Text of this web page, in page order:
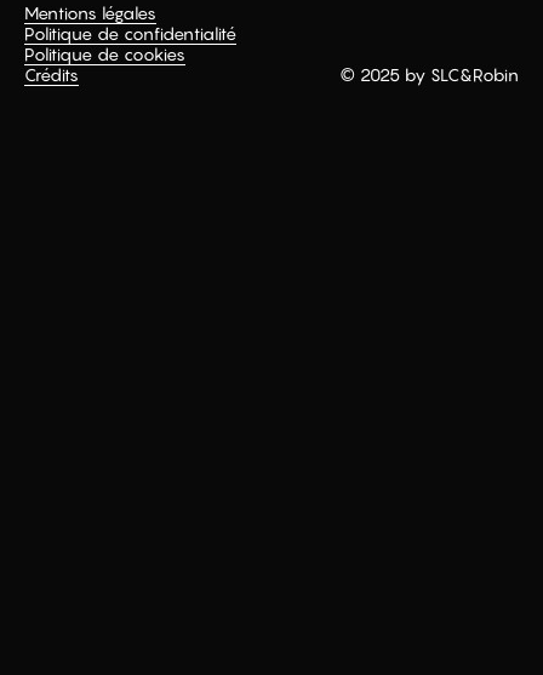
Mentions légales
Politique de confidentialité
Politique de cookies
Crédits
© 2025 by SLC&Robin